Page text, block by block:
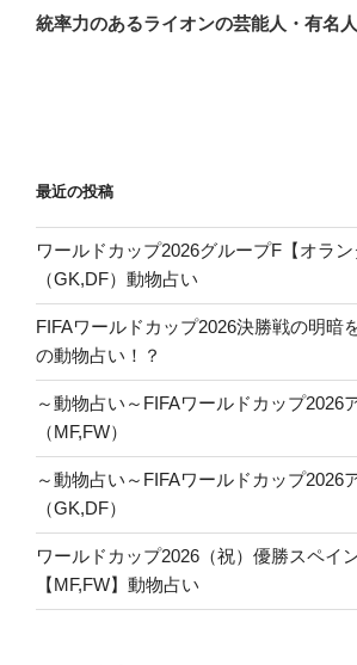
ゲ
の
統率力のあるライオンの芸能人・有名
最近の投稿
ワールドカップ2026グループF【オラ
（GK,DF）動物占い
FIFAワールドカップ2026決勝戦の明暗
の動物占い！？
～動物占い～FIFAワールドカップ2026
（MF,FW）
～動物占い～FIFAワールドカップ2026
（GK,DF）
ワールドカップ2026（祝）優勝スペイ
【MF,FW】動物占い